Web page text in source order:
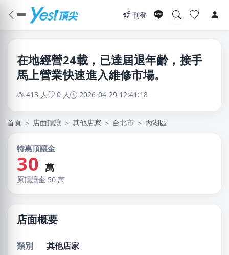
刊登
在地經營24載，已達屆退年齡，接手
馬上營業快速進入維修市場。
413 人 0 人 2026-04-29 12:41:18
首頁 ＞ 店面頂讓 ＞ 其他店家 ＞ 台北市 ＞ 內湖區
特惠頂讓金
30 萬
原頂讓金 50 萬
店面概要
類別 其他店家